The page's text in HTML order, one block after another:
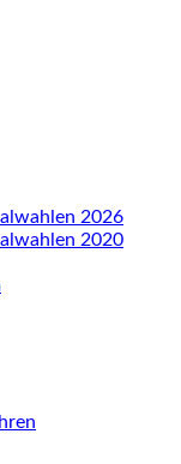
2026
2020